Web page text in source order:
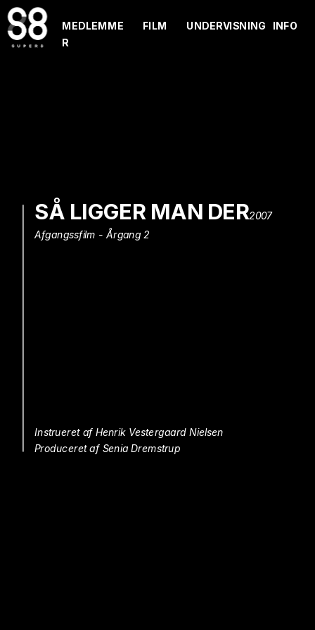
UNDERVISNING
MEDLEMME
R
SÅ LIGGER MAN DER2007
Afgangssfilm - Årgang 2
Instrueret af Henrik Vestergaard Nielsen
INFO
FILM